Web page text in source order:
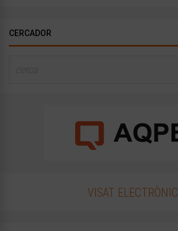
CERCADOR
VISAT ELECTRÒNIC